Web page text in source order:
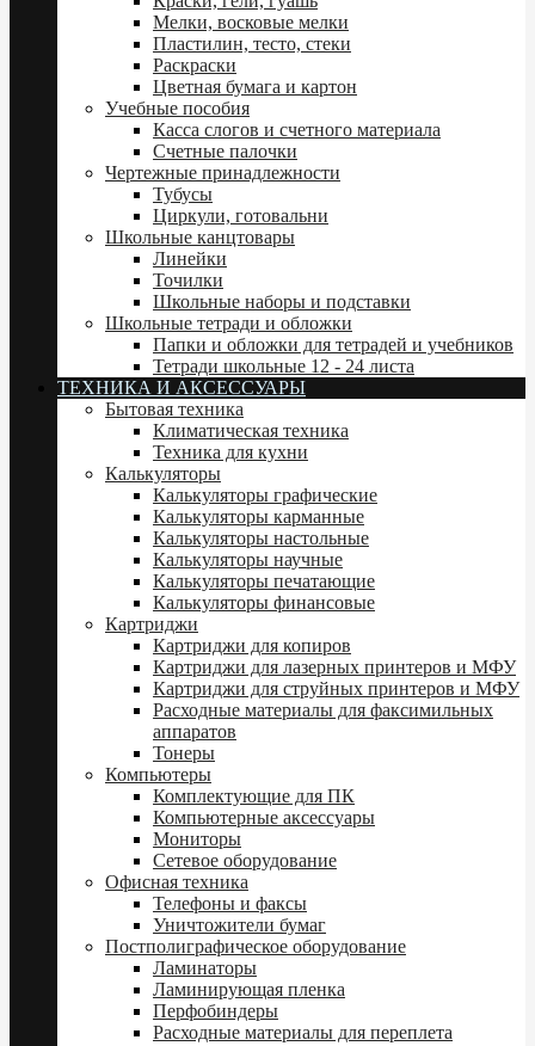
Мелки, восковые мелки
Пластилин, тесто, стеки
Раскраски
Цветная бумага и картон
Учебные пособия
Касса слогов и счетного материала
Счетные палочки
Чертежные принадлежности
Тубусы
Циркули, готовальни
Школьные канцтовары
Линейки
Точилки
Школьные наборы и подставки
Школьные тетради и обложки
Папки и обложки для тетрадей и учебников
Тетради школьные 12 - 24 листа
ТЕХНИКА И АКСЕССУАРЫ
Бытовая техника
Климатическая техника
Техника для кухни
Калькуляторы
Калькуляторы графические
Калькуляторы карманные
Калькуляторы настольные
Калькуляторы научные
Калькуляторы печатающие
Калькуляторы финансовые
Картриджи
Картриджи для копиров
Картриджи для лазерных принтеров и МФУ
Картриджи для струйных принтеров и МФУ
Расходные материалы для факсимильных
аппаратов
Тонеры
Компьютеры
Комплектующие для ПК
Компьютерные аксессуары
Мониторы
Сетевое оборудование
Офисная техника
Телефоны и факсы
Уничтожители бумаг
Постполиграфическое оборудование
Ламинаторы
Ламинирующая пленка
Перфобиндеры
Расходные материалы для переплета